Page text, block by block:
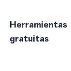
Herramientas
gratuitas